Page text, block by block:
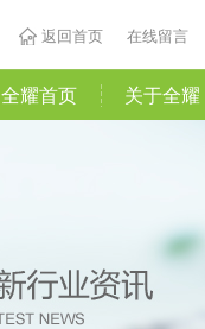
返回首页 在线留言
全耀首页 关于全耀